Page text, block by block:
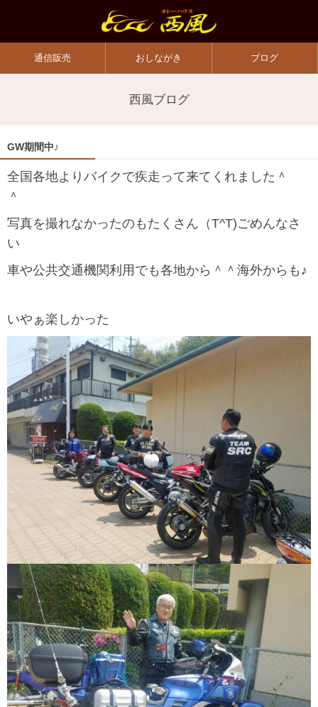
通信販売 おしながき ブログ
西風ブログ
GW期間中♪
全国各地よりバイクで疾走って来てくれました＾
＾
写真を撮れなかったのもたくさん（T^T)ごめんなさ
い
車や公共交通機関利用でも各地から＾＾海外からも♪
いやぁ楽しかった